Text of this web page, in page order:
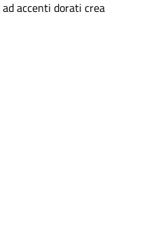
accenti dorati crea